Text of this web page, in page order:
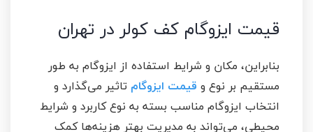
قیمت ایزوگام کف کولر در تهران
بنابراین، مکان و شرایط استفاده از ایزوگام به طور
مستقیم بر نوع و قیمت ایزوگام تاثیر می‌گذارد و
انتخاب ایزوگام مناسب بسته به نوع کاربرد و شرایط
محیطی، می‌تواند به مدیریت بهتر هزینه‌ها کمک